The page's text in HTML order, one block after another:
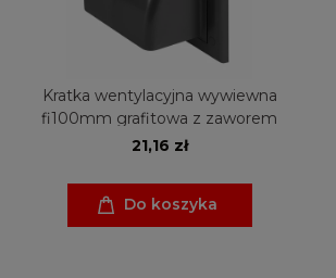
Kratka wentylacyjna wywiewna
fi100mm grafitowa z zaworem
21,16 zł
Do koszyka